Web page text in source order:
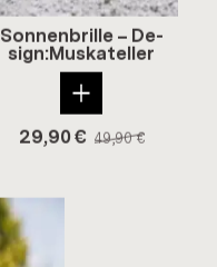
Son­nen­bril­le – De­
sign:Mus­ka­tel­ler
29,90€ 49,90€